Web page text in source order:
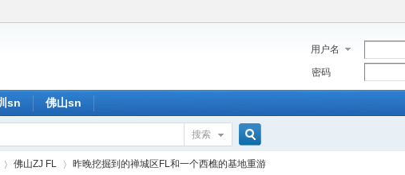
用户名
密码
sn 佛山sn
搜索
搜
佛山ZJ FL 昨晚挖掘到的禅城区FL和一个西樵的基地重游